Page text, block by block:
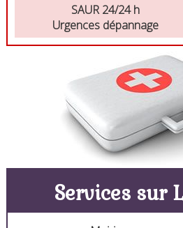
SAUR 24/24 h
Urgences dépannage
Services sur